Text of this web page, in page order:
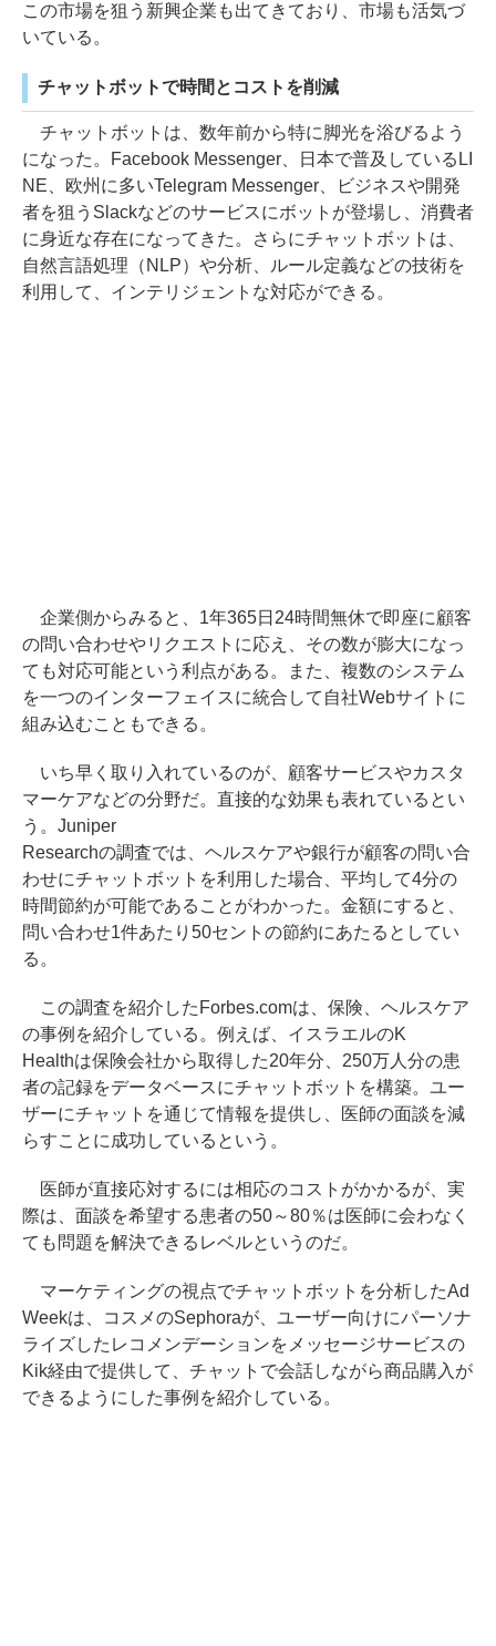
この市場を狙う新興企業も出てきており、市場も活気づ
いている。
チャットボットで時間とコストを削減
チャットボットは、数年前から特に脚光を浴びるよう
になった。Facebook Messenger、日本で普及しているLI
NE、欧州に多いTelegram Messenger、ビジネスや開発
者を狙うSlackなどのサービスにボットが登場し、消費者
に身近な存在になってきた。さらにチャットボットは、
自然言語処理（NLP）や分析、ルール定義などの技術を
利用して、インテリジェントな対応ができる。
企業側からみると、1年365日24時間無休で即座に顧客
の問い合わせやリクエストに応え、その数が膨大になっ
ても対応可能という利点がある。また、複数のシステム
を一つのインターフェイスに統合して自社Webサイトに
組み込むこともできる。
いち早く取り入れているのが、顧客サービスやカスタ
マーケアなどの分野だ。直接的な効果も表れているとい
う。Juniper
Researchの調査では、ヘルスケアや銀行が顧客の問い合
わせにチャットボットを利用した場合、平均して4分の
時間節約が可能であることがわかった。金額にすると、
問い合わせ1件あたり50セントの節約にあたるとしてい
る。
この調査を紹介したForbes.comは、保険、ヘルスケア
の事例を紹介している。例えば、イスラエルのK
Healthは保険会社から取得した20年分、250万人分の患
者の記録をデータベースにチャットボットを構築。ユー
ザーにチャットを通じて情報を提供し、医師の面談を減
らすことに成功しているという。
医師が直接応対するには相応のコストがかかるが、実
際は、面談を希望する患者の50～80％は医師に会わなく
ても問題を解決できるレベルというのだ。
マーケティングの視点でチャットボットを分析したAd
Weekは、コスメのSephoraが、ユーザー向けにパーソナ
ライズしたレコメンデーションをメッセージサービスの
Kik経由で提供して、チャットで会話しながら商品購入が
できるようにした事例を紹介している。